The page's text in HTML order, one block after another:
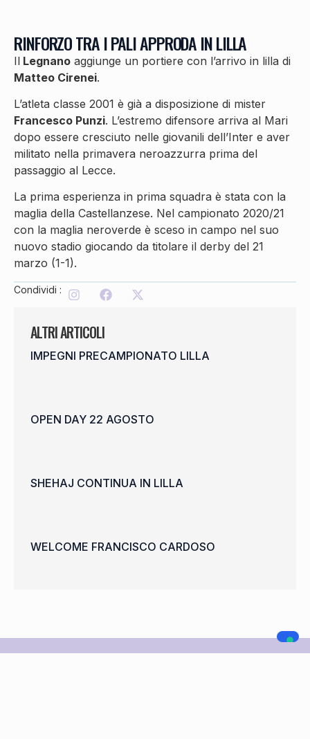
ALTRI ARTICOLI
IMPEGNI PRECAMPIONATO LILLA
OPEN DAY 22 AGOSTO
SHEHAJ CONTINUA IN LILLA
WELCOME FRANCISCO CARDOSO
RINFORZO TRA I PALI APPRODA IN LILLA
Il Legnano aggiunge un portiere con l’arrivo in lilla di
Matteo Cirenei.
L’atleta classe 2001 è già a disposizione di mister
Francesco Punzi. L’estremo difensore arriva al Mari
dopo essere cresciuto nelle giovanili dell’Inter e aver
militato nella primavera neroazzurra prima del
passaggio al Lecce.
La prima esperienza in prima squadra è stata con la
maglia della Castellanzese. Nel campionato 2020/21
con la maglia neroverde è sceso in campo nel suo
nuovo stadio giocando da titolare il derby del 21
marzo (1-1).
Condividi :